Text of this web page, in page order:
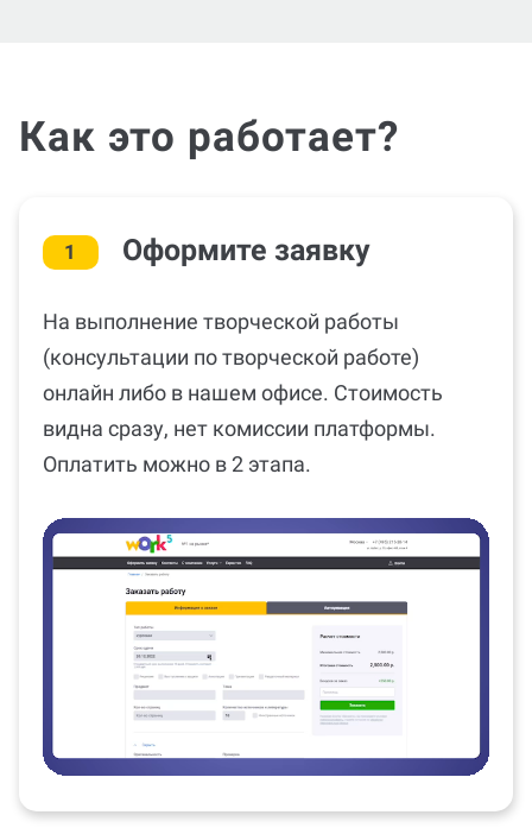
Как это работает?
1 Оформите заявку
На выполнение творческой работы
(консультации по творческой работе)
онлайн либо в нашем офисе. Стоимость
видна сразу, нет комиссии платформы.
Оплатить можно в 2 этапа.